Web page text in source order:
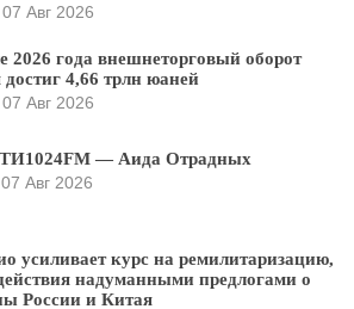
07 Авг 2026
2026 года внешнеторговый оборот
4,66 трлн юаней
07 Авг 2026
— Аида Отрадных
07 Авг 2026
усиливает курс на ремилитаризацию,
надуманными предлогами о
России и Китая